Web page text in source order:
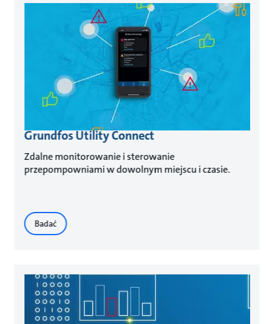
Grundfos Utility Connect
Zdalne monitorowanie i sterowanie
przepompowniami w dowolnym miejscu i czasie.
Badać